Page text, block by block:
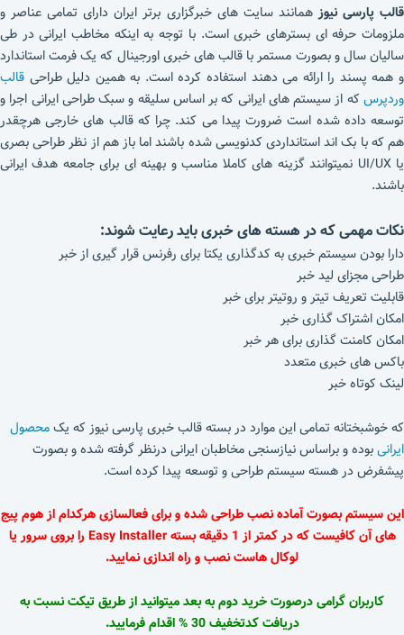
قالب پارسی نیوز همانند سایت های خبرگزاری برتر ایران دارای تمامی عناصر و
ملزومات حرفه ای بسترهای خبری است. با توجه به اینکه مخاطب ایرانی در طی
سالیان سال و بصورت مستمر با قالب های خبری اورجینال که یک فرمت استاندارد
و همه پسند را ارائه می دهند استفاده کرده است. به همین دلیل طراحی قالب
وردپرسکه از سیستم های ایرانی که بر اساس سلیقه و سبک طراحی ایرانی اجرا و
توسعه داده شده است ضرورت پیدا می کند. چرا که قالب های خارجی هرچقدر
هم که با بک اند استانداردی کدنویسی شده باشند اما باز هم از نظر طراحی بصری
یا UI/UX نمیتوانند گزینه های کاملا مناسب و بهینه ای برای جامعه هدف ایرانی
باشند.
نکات مهمی که در هسته های خبری باید رعایت شوند:
دارا بودن سیستم خبری به کدگذاری یکتا برای رفرنس قرار گیری از خبر
طراحی مجزای لید خبر
قابلیت تعریف تیتر و روتیتر برای خبر
امکان اشتراک گذاری خبر
امکان کامنت گذاری برای هر خبر
باکس های خبری متعدد
لینک کوتاه خبر
که خوشبختانه تمامی این موارد در بسته قالب خبری پارسی نیوز که یکمحصول
ایرانیبوده و براساس نیازسنجی مخاطبان ایرانی درنظر گرفته شده و بصورت
پیشفرض در هسته سیستم طراحی و توسعه پیدا کرده است.
این سیستم بصورت آماده نصب طراحی شده و برای فعالسازی هرکدام از هوم پیج
های آن کافیست که در کمتر از 1 دقیقه بسته Easy Installer را بروی سرور یا
لوکال هاست نصب و راه اندازی نمایید.
کاربران گرامی درصورت خرید دوم به بعد میتوانید از طریق تیکت نسبت به
دریافت کدتخفیف 30 % اقدام فرمایید.